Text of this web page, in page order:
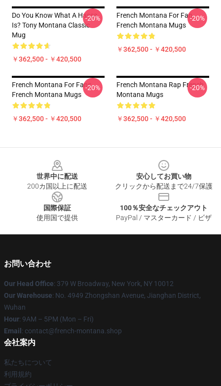
Do You Know What A Hassa
Is? Tony Montana Classic
Mug
￥362,500 - ￥420,500
-20%
French Montana For Fan
French Montana Mugs
￥362,500 - ￥420,500
-20%
French Montana For Fans
French Montana Mugs
￥362,500 - ￥420,500
-20%
French Montana Rap French
Montana Mugs
￥362,500 - ￥420,500
-20%
世界中に配送
200カ国以上に配送
安心してお買い物
クリックから配送まで24/7保護
国際保証
使用国で提供
100％安全なチェックアウト
PayPal / マスターカード / ビザ
お問い合わせ
Our Head Office: 379 W Broadway, New York, NY 10012
Our Warehouse: No. 4949 Zhongshan Avenue, Jianghan District,
Wuhan
Hour: 9AM – 5PM (Mon – Fri)
Email : contact@french-montana.shop
会社案内
私たちについて
利用規約